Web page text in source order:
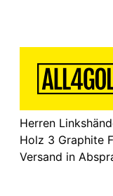
Herren
Holz 3 Graphite
Versand in